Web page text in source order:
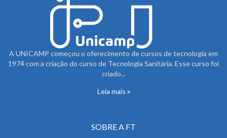
A UNICAMP começou o oferecimento de cursos de tecnologia em
1974 com a criação do curso de Tecnologia Sanitária. Esse curso foi
criado...
Leia mais
SOBRE A FT